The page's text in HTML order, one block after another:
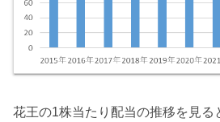
花王の1株当たり配当の推移を見る